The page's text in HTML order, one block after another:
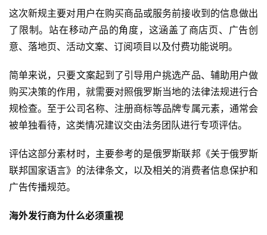
这次新规主要对用户在购买商品或服务前接收到的信息做出
了限制。站在移动产品的角度，这涵盖了商店页、广告创
意、落地页、活动文案、订阅项目以及付费功能说明。
简单来说，只要文案起到了引导用户挑选产品、辅助用户做
购买决策的作用，就需要对照俄罗斯当地的法律法规进行合
规检查。至于公司名称、注册商标等品牌专属元素，通常会
被单独看待，这类情况建议交由法务团队进行专项评估。
评估这部分素材时，主要参考的是俄罗斯联邦《关于俄罗斯
联邦国家语言》的法律条文，以及相关的消费者信息保护和
广告传播规范。
海外发行商为什么必须重视